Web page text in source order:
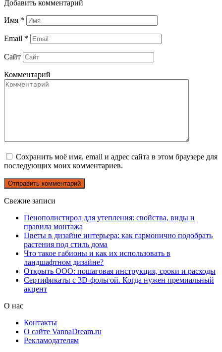
Добавить комментарий
Имя *
Email *
Сайт
Комментарий
Сохранить моё имя, email и адрес сайта в этом браузере для
последующих моих комментариев.
Свежие записи
Пенополистирол для утепления: свойства, виды и
правила монтажа
Цветы в дизайне интерьера: как гармонично подобрать
растения под стиль дома
Что такое габионы и как их использовать в
ландшафтном дизайне?
Открыть ООО: пошаговая инструкция, сроки и расходы
Сертификаты с 3D-фольгой. Когда нужен премиальный
акцент
О нас
Контакты
О сайте VannaDream.ru
Рекламодателям